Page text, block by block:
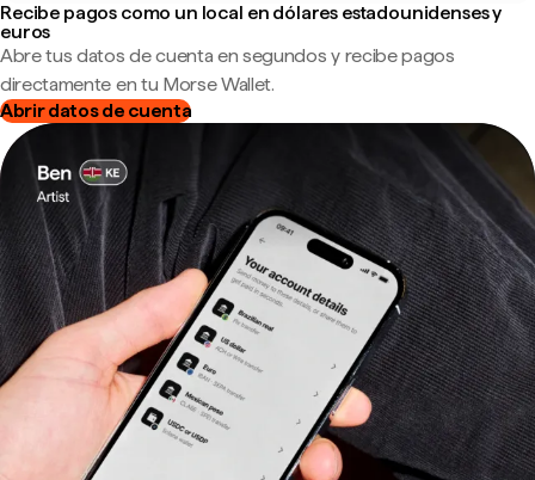
Recibe pagos como un local en dólares estadounidenses y
euros
Abre tus datos de cuenta en segundos y recibe pagos
directamente en tu Morse Wallet.
Abrir datos de cuenta